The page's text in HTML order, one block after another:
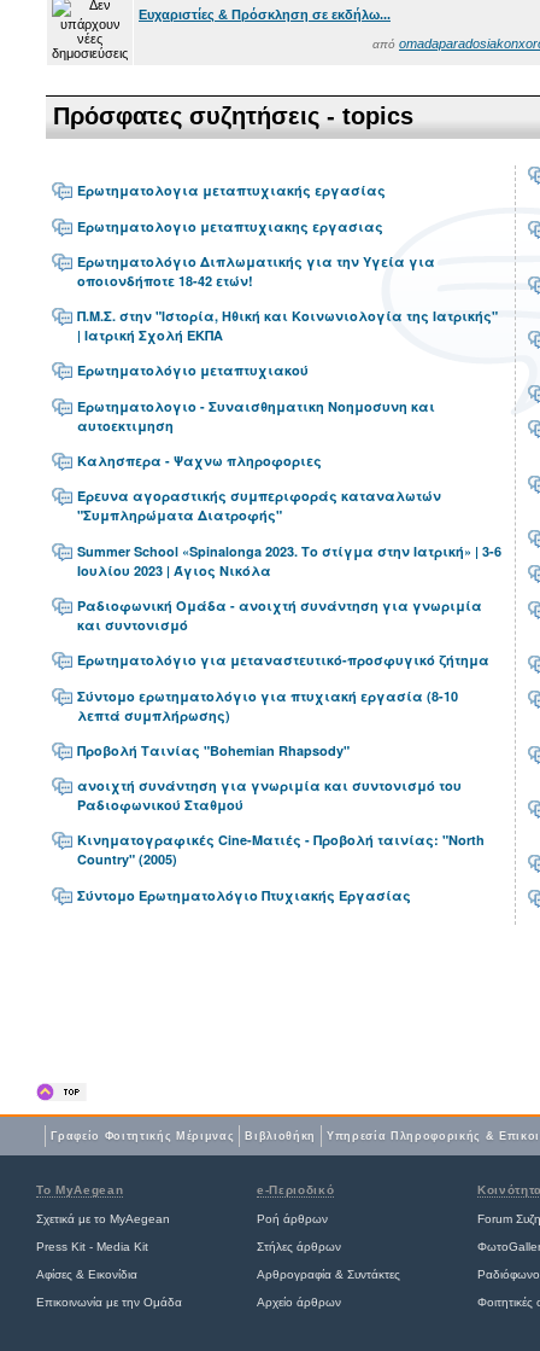
Ευχαριστίες & Πρόσκληση σε εκδήλω...
από
Πρόσφατες συζητήσεις - topics
Ερωτηματολογια μεταπτυχιακής εργασίας
Ερωτηματολογιο μεταπτυχιακης εργασιας
Ερωτηματολόγιο Διπλωματικής για την Υγεία για
οποιονδήποτε 18-42 ετών!
Π.Μ.Σ. στην "Ιστορία, Ηθική και Κοινωνιολογία της Ιατρικής"
| Ιατρική Σχολή ΕΚΠΑ
Ερωτηματολόγιο μεταπτυχιακού
Ερωτηματολογιο - Συναισθηματικη Νοημοσυνη και
αυτοεκτιμηση
Καλησπερα - Ψαχνω πληροφοριες
Έρευνα αγοραστικής συμπεριφοράς καταναλωτών
"Συμπληρώματα Διατροφής"
Summer School «Spinalonga 2023. Το στίγμα στην Ιατρική» | 3-6
Ιουλίου 2023 | Άγιος Νικόλα
Ραδιοφωνική Ομάδα - ανοιχτή συνάντηση για γνωριμία
και συντονισμό
Ερωτηματολόγιο για μεταναστευτικό-προσφυγικό ζήτημα
Σύντομο ερωτηματολόγιο για πτυχιακή εργασία (8-10
λεπτά συμπλήρωσης)
Προβολή Ταινίας "Bohemian Rhapsody"
ανοιχτή συνάντηση για γνωριμία και συντονισμό του
Ραδιοφωνικού Σταθμού
Κινηματογραφικές Cine-Ματιές - Προβολή ταινίας: "North
Country" (2005)
Σύντομο Ερωτηματολόγιο Πτυχιακής Εργασίας
Γραφείο Φοιτητικής Μέριμνας Βιβλιοθήκη Yπηρεσία Πληροφορικής &
Το MyAegean e-Περιοδικό
Σχετικά με το MyAegean Ροή άρθρων Forum
Press Kit - Media Kit Στήλες άρθρων
Αφίσες & Εικονίδια Αρθρογραφία & Συντάκτες Ραδιόφωνο
Επικοινωνία με την Ομάδα Αρχείο άρθρων